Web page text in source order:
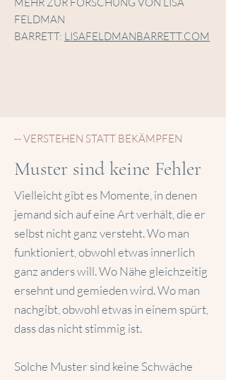
FELDMAN
BARRETT: LISAFELDMANBARRETT.COM
-- VERSTEHEN STATT BEKÄMPFEN
Muster sind keine Fehler
Vielleicht gibt es Momente, in denen
jemand sich auf eine Art verhält, die er
selbst nicht ganz versteht. Wo man
funktioniert, obwohl etwas innerlich
ganz anders will. Wo Nähe gleichzeitig
ersehnt und gemieden wird. Wo man
nachgibt, obwohl etwas in einem spürt,
dass das nicht stimmig ist.
Solche Muster sind keine Schwäche